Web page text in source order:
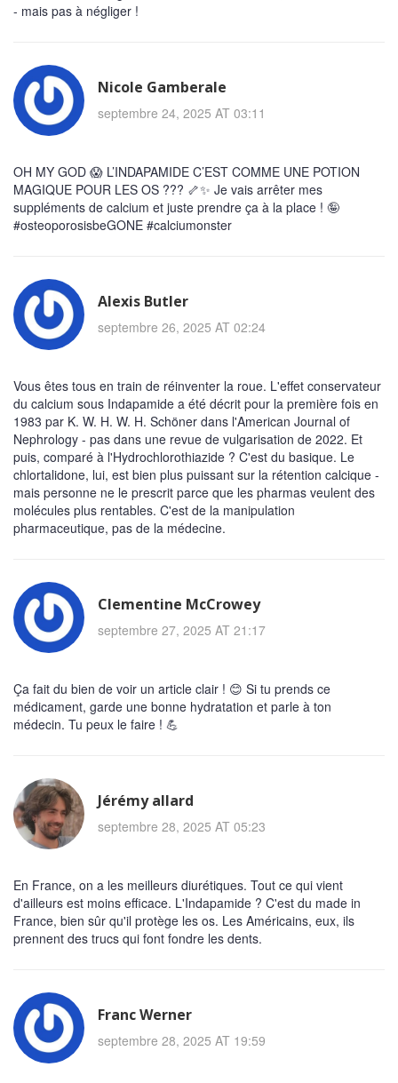
- mais pas à négliger !
Nicole Gamberale
septembre 24, 2025 AT 03:11
OH MY GOD 😱 L’INDAPAMIDE C’EST COMME UNE POTION
MAGIQUE POUR LES OS ??? 🦴✨ Je vais arrêter mes
suppléments de calcium et juste prendre ça à la place ! 🤪
#osteoporosisbeGONE #calciumonster
Alexis Butler
septembre 26, 2025 AT 02:24
Vous êtes tous en train de réinventer la roue. L'effet conservateur
du calcium sous Indapamide a été décrit pour la première fois en
1983 par K. W. H. W. H. Schöner dans l'American Journal of
Nephrology - pas dans une revue de vulgarisation de 2022. Et
puis, comparé à l'Hydrochlorothiazide ? C'est du basique. Le
chlortalidone, lui, est bien plus puissant sur la rétention calcique -
mais personne ne le prescrit parce que les pharmas veulent des
molécules plus rentables. C'est de la manipulation
pharmaceutique, pas de la médecine.
Clementine McCrowey
septembre 27, 2025 AT 21:17
Ça fait du bien de voir un article clair ! 😊 Si tu prends ce
médicament, garde une bonne hydratation et parle à ton
médecin. Tu peux le faire ! 💪
Jérémy allard
septembre 28, 2025 AT 05:23
En France, on a les meilleurs diurétiques. Tout ce qui vient
d'ailleurs est moins efficace. L'Indapamide ? C'est du made in
France, bien sûr qu'il protège les os. Les Américains, eux, ils
prennent des trucs qui font fondre les dents.
Franc Werner
septembre 28, 2025 AT 19:59